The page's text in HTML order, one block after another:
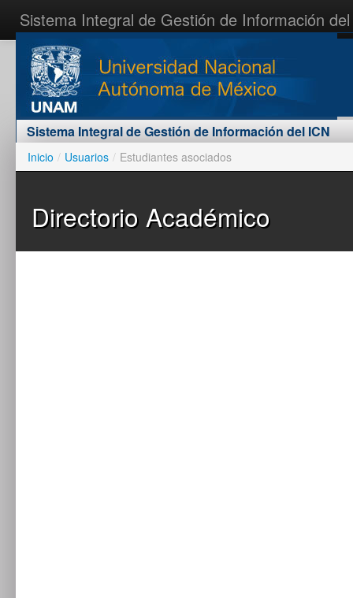
Sistema Integral de Gestión de Información
Inicio
Contáctenos
Acceder al sistema
Sistema Integral de Gestión de Información del ICN
Inicio / Usuarios / Estudiantes asociados
Directorio Académico